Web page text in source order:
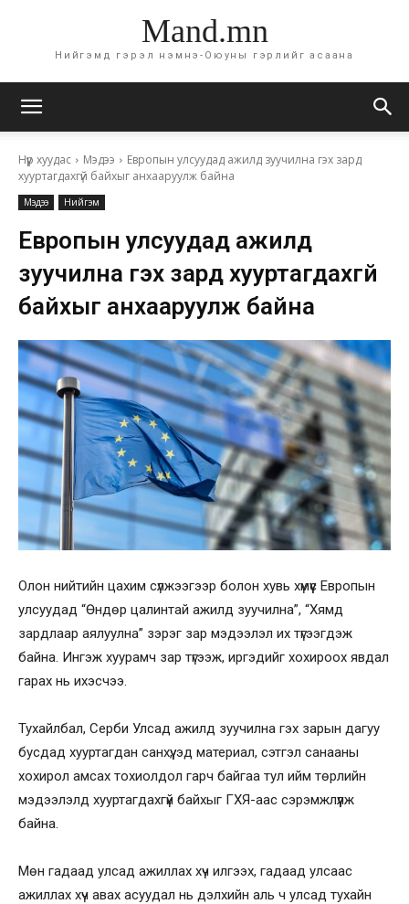
Mand.mn
Нийгэмд гэрэл нэмнэ-Оюуны гэрлийг асаана
Нүүр хуудас Мэдээ
Европын улсуудад ажилд зуучилна гэх зард
хууртагдахгүй байхыг анхааруулж байна
Мэдээ Нийгэм
Европын улсуудад ажилд
зуучилна гэх зард хууртагдахгүй
байхыг анхааруулж байна
Олон нийтийн цахим сүлжээгээр болон хувь хүмүүс Европын
улсуудад “Өндөр цалинтай ажилд зуучилна”, “Хямд
зардлаар аялуулна” зэрэг зар мэдээлэл их түгээгдэж
байна. Ингэж хуурамч зар түгээж, иргэдийг хохироох явдал
гарах нь ихэсчээ.
Тухайлбал, Серби Улсад ажилд зуучилна гэх зарын дагуу
бусдад хууртагдан санхүү, эд материал, сэтгэл санааны
хохирол амсах тохиолдол гарч байгаа тул ийм төрлийн
мэдээлэлд хууртагдахгүй байхыг ГХЯ-аас сэрэмжлүүлж
байна.
Мөн гадаад улсад ажиллах хүч илгээх, гадаад улсаас
ажиллах хүч авах асуудал нь дэлхийн аль ч улсад тухайн